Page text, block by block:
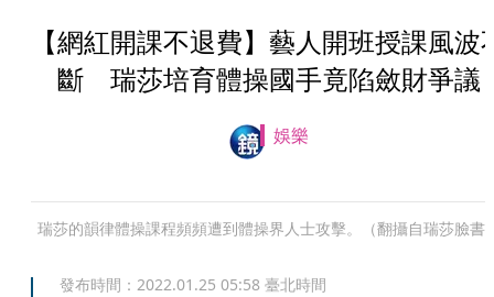
【網紅開課不退費】藝人開班授課風波
斷 瑞莎培育體操國手竟陷斂財爭議
娛樂
瑞莎的韻律體操課程頻頻遭到體操界人士攻擊。（翻攝自瑞莎臉書
發布時間： 2022.01.25 05:58 臺北時間